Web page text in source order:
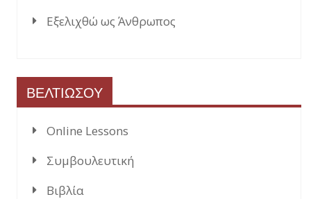
Εξελιχθώ ως Άνθρωπος
ΒΕΛΤΙΩΣΟΥ
Online Lessons
Συμβουλευτική
Βιβλία